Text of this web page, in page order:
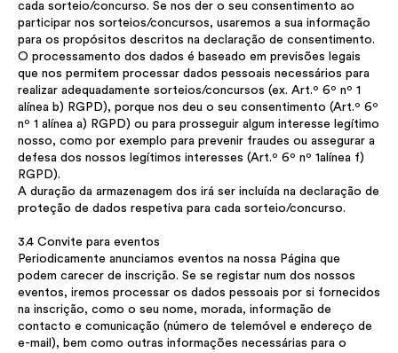
cada sorteio/concurso. Se nos der o seu consentimento ao
participar nos sorteios/concursos, usaremos a sua informação
para os propósitos descritos na declaração de consentimento.
O processamento dos dados é baseado em previsões legais
que nos permitem processar dados pessoais necessários para
realizar adequadamente sorteios/concursos (ex. Art.º 6º nº 1
alínea b) RGPD), porque nos deu o seu consentimento (Art.º 6º
nº 1 alínea a) RGPD) ou para prosseguir algum interesse legítimo
nosso, como por exemplo para prevenir fraudes ou assegurar a
defesa dos nossos legítimos interesses (Art.º 6º nº 1alínea f)
RGPD).
A duração da armazenagem dos irá ser incluída na declaração de
proteção de dados respetiva para cada sorteio/concurso.
3.4 Convite para eventos
Periodicamente anunciamos eventos na nossa Página que
podem carecer de inscrição. Se se registar num dos nossos
eventos, iremos processar os dados pessoais por si fornecidos
na inscrição, como o seu nome, morada, informação de
contacto e comunicação (número de telemóvel e endereço de
e-mail), bem como outras informações necessárias para o